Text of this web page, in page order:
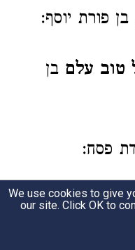
פורת יוסף:
טוב עלם בן
פסח:
כתונת פסים,
We use cookies to give
our site. Click OK to